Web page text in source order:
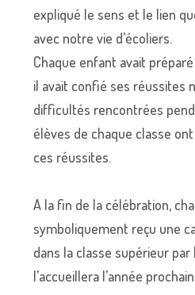
expliqué le sens et le lien
avec notre vie d’écoliers.
Chaque enfant avait
il avait confié ses réussites
difficultés rencontrées
élèves de chaque classe
ces réussites.
A la fin de la célébration,
symboliquement reçu une
dans la classe supérieur par
l’accueillera l’année